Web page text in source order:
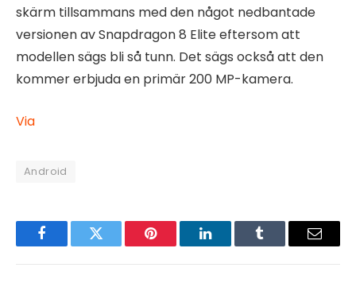
skärm tillsammans med den något nedbantade
versionen av Snapdragon 8 Elite eftersom att
modellen sägs bli så tunn. Det sägs också att den
kommer erbjuda en primär 200 MP-kamera.
Via
Android
FacebookTwitter Pinterest LinkedInTumblr Email